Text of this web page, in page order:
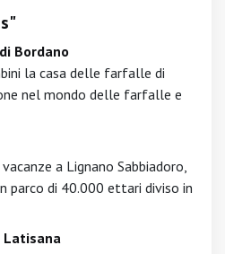
Bordano
la casa delle farfalle di
nel mondo delle farfalle e
a Lignano Sabbiadoro,
parco di 40.000 ettari diviso in
Latisana